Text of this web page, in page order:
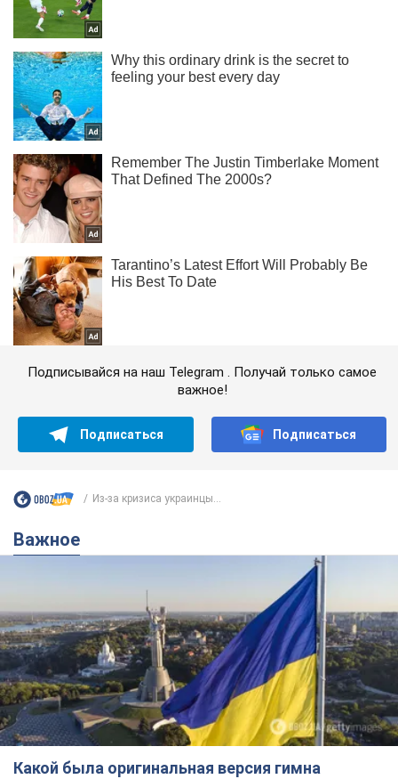
Подписывайся на наш Telegram . Получай только самое
важное!
Подписаться Подписаться
Из-за кризиса украинцы...
Важное
Какой была оригинальная версия гимна